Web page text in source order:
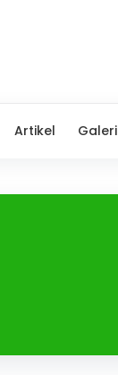
Artikel Galeri